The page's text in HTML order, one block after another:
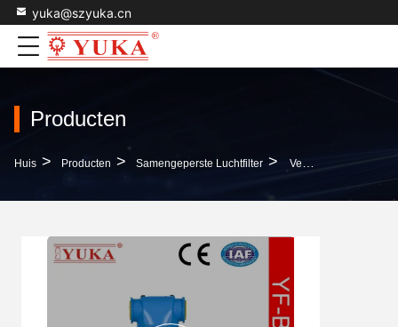
yuka@szyuka.cn
Producten
Huis > Producten > Samengeperste Luchtfilter > Verwijder Deeltjes Stof Olie Aerosol Luchtfilter